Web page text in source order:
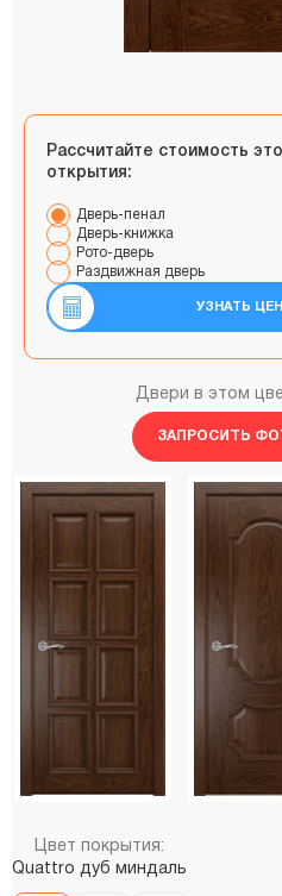
Рассчитайте стоимость
открытия:
Дверь-пенал
Дверь-книжка
Рото-дверь
Раздвижная дверь
УЗНАТЬ
Двери в этом
ЗАПРОСИТЬ
Цвет покрытия:
Quattro дуб миндаль